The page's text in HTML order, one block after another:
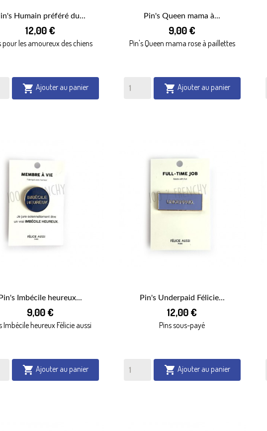
APERÇU RAPIDE
Humain préféré du...
12,00 €
pour les amoureux des chiens
 Ajouter au panier
APERÇU RAPIDE
Pin's Queen mama à...
9,00 €
Pin's Queen mama rose à paillettes
 Ajouter au panier
APERÇU RAPIDE
Imbécile heureux...
9,00 €
Imbécile heureux Félicie aussi
 Ajouter au panier
APERÇU RAPIDE
Pin's Underpaid Félicie...
12,00 €
Pins sous-payé
 Ajouter au panier